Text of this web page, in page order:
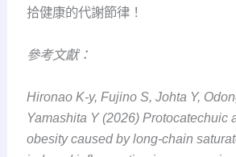
拾健康的代謝節律！
參考文獻：
Hironao K-y, Fujino S, Johta Y,
Yamashita Y (2026) Protocatechuic
obesity caused by long-chain